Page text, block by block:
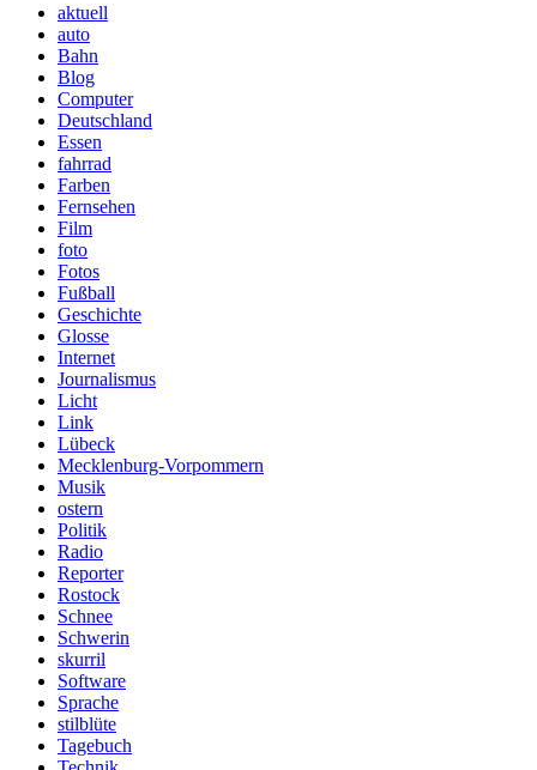
aktuell
auto
Bahn
Blog
Computer
Deutschland
Essen
fahrrad
Farben
Fernsehen
Film
foto
Fotos
Fußball
Geschichte
Glosse
Internet
Journalismus
Licht
Link
Lübeck
Mecklenburg-Vorpommern
Musik
ostern
Politik
Radio
Reporter
Rostock
Schnee
Schwerin
skurril
Software
Sprache
stilblüte
Tagebuch